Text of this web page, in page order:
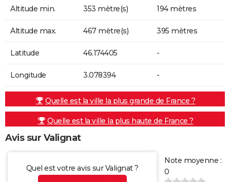
Altitude min. 353 mètre(s) 194 mètres
Altitude max. 467 mètre(s) 395 mètres
Latitude 46.174405 -
Longitude 3.078394 -
Quelle est la ville la plus grande de France ?
Quelle est la ville la plus haute de France ?
Avis sur Valignat
Quel est votre avis sur Valignat ?
Note moyenne :
0